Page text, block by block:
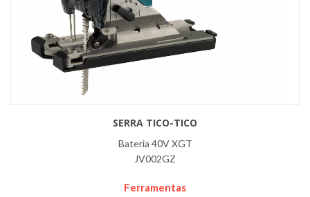
SERRA TICO-TICO
Bateria 40V XGT
JV002GZ
Ferramentas